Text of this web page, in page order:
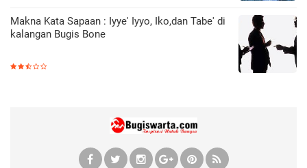
Makna Kata Sapaan : Iyye' Iyyo, Iko,dan Tabe' di
kalangan Bugis Bone